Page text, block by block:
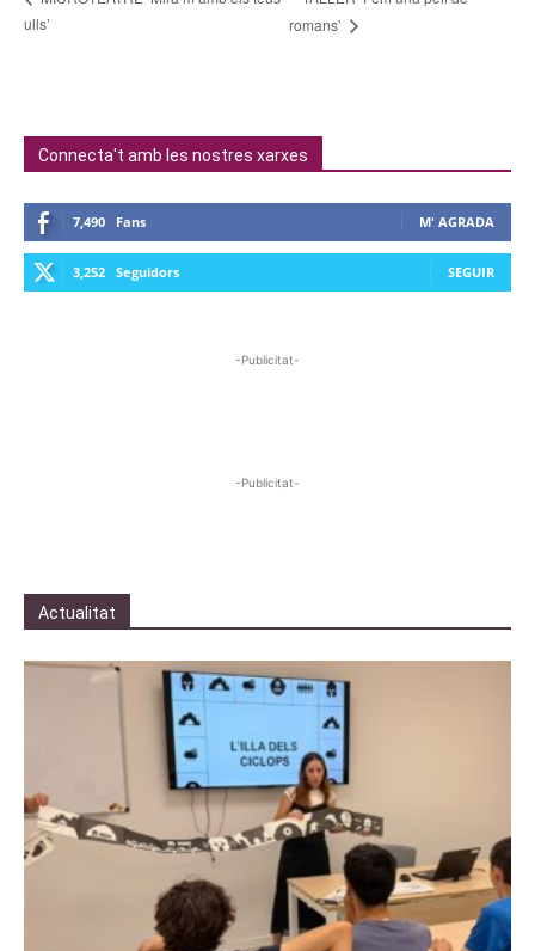
ulls’
romans’
Connecta't amb les nostres xarxes
7,490 Fans M' AGRADA
3,252 Seguidors SEGUIR
-Publicitat-
-Publicitat-
Actualitat